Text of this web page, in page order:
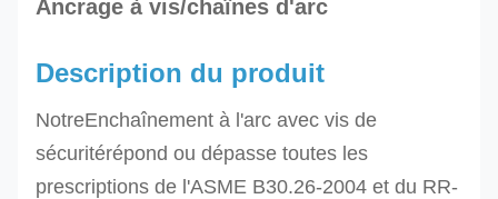
Ancrage à vis/chaînes d'arc
Description du produit
NotreEnchaînement à l'arc avec vis de
sécuritérépond ou dépasse toutes les
prescriptions de l'ASME B30.26-2004 et du RR-